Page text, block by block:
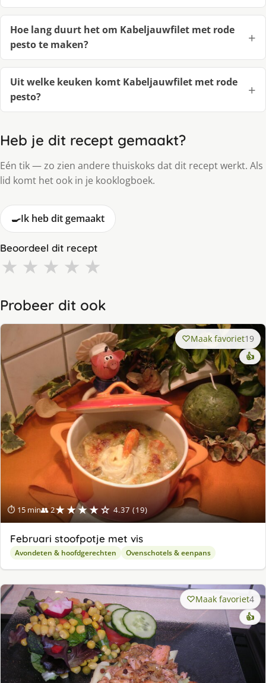
Hoe lang duurt het om Kabeljauwfilet met rode
pesto te maken?
Uit welke keuken komt Kabeljauwfilet met rode
pesto?
Heb je dit recept gemaakt?
Eén tik — zo zien andere thuiskoks dat dit recept werkt. Als
lid komt het ook in je kooklogboek.
🍳Ik heb dit gemaakt
Beoordeel dit recept
★ ★ ★ ★ ★
Probeer dit ook
⏱ 15 min👥 2★★★★☆ 4.37 (19)
Maak favoriet19
👍
Februari stoofpotje met vis
Avondeten & hoofdgerechten Ovenschotels & eenpans
Maak favoriet4
👍